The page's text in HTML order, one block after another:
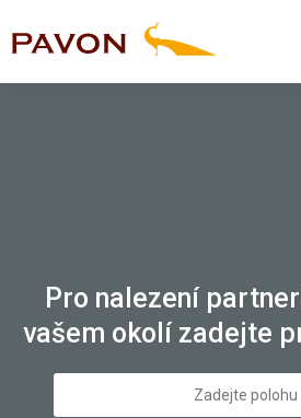
Pro nalezení
vašem okolí zadejte